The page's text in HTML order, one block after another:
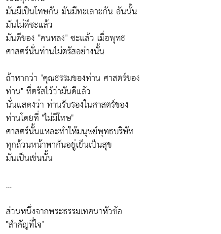
มันมีเป็นโทษกัน มันมีทะเลาะกัน อันนั้น
มันไม่ดีซะแล้ว
มันดีของ "คนหลง"ซะแล้ว เมื่อพุทธ
ศาสตร์นั่นท่านไม่ตรัสอย่างนั้น
ถ้าหากว่า "คุณธรรมของท่าน ศาสตร์ของ
ท่าน" ที่ตรัสไว้ว่ามันดีแล้ว
นั่นแสดงว่า ท่านรับรองในศาสตร์ของ
ท่านโดยที่ "ไม่มีโทษ"
ศาสตร์นั้นแหละทำให้มนุษย์พุทธบริษัท
ทุกถ้วนหน้าพากันอยู่เย็นเป็นสุข
มันเป็นเช่นนั้น
...
ส่วนหนึ่งจากพระธรรมเทศนาหัวข้อ
"สำคัญที่ใจ"